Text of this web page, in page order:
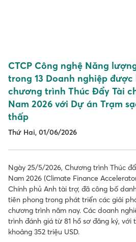
CTCP Công nghệ Năng
trong 13 Doanh nghiệp
chương trình Thúc Đẩy Tài
Nam 2026 với Dự án Trạm
thấp
Thứ Hai, 01/06/2026
Ngày 25/5/2026, Chương trình Thúc
Nam 2026 (Climate Finance
Chính phủ Anh tài trợ, đã công bố
tiên phong trong phát triển các giải
chương trình năm nay. Các doanh
trình đánh giá từ 81 hồ sơ đăng ký,
khoảng 352 triệu USD.